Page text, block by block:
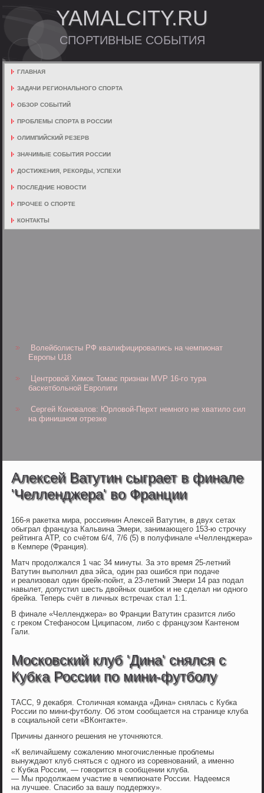
YAMALCITY.RU
СПОРТИВНЫЕ СОБЫТИЯ
ГЛАВНАЯ
ЗАДАЧИ РЕГИОНАЛЬНОГО СПОРТА
ОБЗОР СОБЫТИЙ
ПРОБЛЕМЫ СПОРТА В РОССИИ
ОЛИМПИЙСКИЙ РЕЗЕРВ
ЗНАЧИМЫЕ СОБЫТИЯ РОССИИ
ДОСТИЖЕНИЯ, РЕКОРДЫ, УСПЕХИ
ПОСЛЕДНИЕ НОВОСТИ
ПРОЧЕЕ О СПОРТЕ
КОНТАКТЫ
Волейболисты РФ квалифицировались на чемпионат
Европы U18
Центровой Химок Томас признан MVP 16-го тура
баскетбольной Евролиги
Сергей Коновалов: Юрловой-Перхт немного не хватило сил
на финишном отрезке
Алексей Ватутин сыграет в финале
'Челленджера' во Франции
166-я ракетка мира, россиянин Алексей Ватутин, в двух сетах
обыграл француза Кальвина Эмери, занимающего 153-ю строчку
рейтинга ATP, со счётом 6/4, 7/6 (5) в полуфинале «Челленджера»
в Кемпере (Франция).
Матч продолжался 1 час 34 минуты. За это время 25-летний
Ватутин выполнил два эйса, один раз ошибся при подаче
и реализовал один брейк-пойнт, а 23-летний Эмери 14 раз подал
навылет, допустил шесть двойных ошибок и не сделал ни одного
брейка. Теперь счёт в личных встречах стал 1:1.
В финале «Челленджера» во Франции Ватутин сразится либо
с греком Стефаносом Циципасом, либо с французом Кантеном
Гали.
Московский клуб 'Дина' снялся с
Кубка России по мини-футболу
ТАСС, 9 декабря. Столичная команда «Дина» снялась с Кубка
России по мини-футболу. Об этом сообщается на странице клуба
в социальной сети «ВКонтакте».
Причины данного решения не уточняются.
«К величайшему сожалению многочисленные проблемы
вынуждают клуб сняться с одного из соревнований, а именно
с Кубка России, — говорится в сообщении клуба.
— Мы продолжаем участие в чемпионате России. Надеемся
на лучшее. Спасибо за вашу поддержку».